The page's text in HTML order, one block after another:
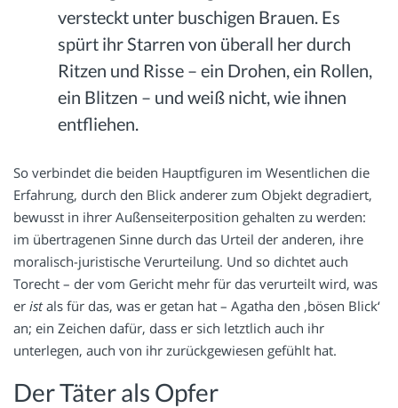
versteckt unter buschigen Brauen. Es
spürt ihr Starren von überall her durch
Ritzen und Risse – ein Drohen, ein Rollen,
ein Blitzen – und weiß nicht, wie ihnen
entfliehen.
So verbindet die beiden Hauptfiguren im Wesentlichen die
Erfahrung, durch den Blick anderer zum Objekt degradiert,
bewusst in ihrer Außenseiterposition gehalten zu werden:
im übertragenen Sinne durch das Urteil der anderen, ihre
moralisch-juristische Verurteilung. Und so dichtet auch
Torecht – der vom Gericht mehr für das verurteilt wird, was
er istals für das, was er getan hat – Agatha den ‚bösen Blick‘
an; ein Zeichen dafür, dass er sich letztlich auch ihr
unterlegen, auch von ihr zurückgewiesen gefühlt hat.
Der Täter als Opfer